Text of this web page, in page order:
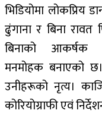
भिडियोमा लोकप्रिय
ढुंगाना र बिना
बिनाको आकर्षक
मनमोहक बनाएको
उनीहरूको नृत्य।
कोरियोग्राफी एवं